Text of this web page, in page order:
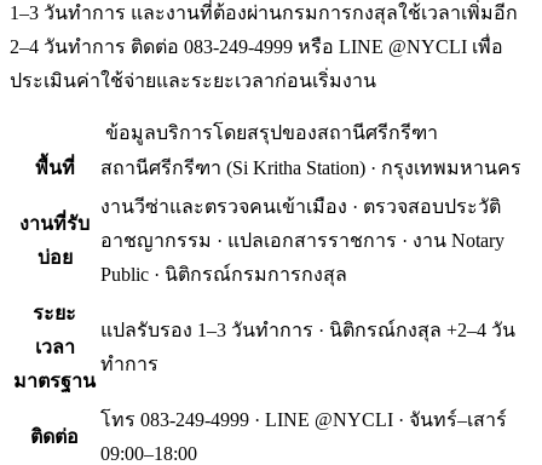
1–3 วันทำการ และงานที่ต้องผ่านกรมการกงสุลใช้เวลาเพิ่มอีก
2–4 วันทำการ ติดต่อ 083-249-4999 หรือ LINE @NYCLI เพื่อ
ประเมินค่าใช้จ่ายและระยะเวลาก่อนเริ่มงาน
ข้อมูลบริการโดยสรุปของสถานีศรีกรีฑา
พื้นที่
สถานีศรีกรีฑา (Si Kritha Station) · กรุงเทพมหานคร
งานที่รับ
บ่อย
งานวีซ่าและตรวจคนเข้าเมือง · ตรวจสอบประวัติ
อาชญากรรม · แปลเอกสารราชการ · งาน Notary
Public · นิติกรณ์กรมการกงสุล
ระยะ
เวลา
มาตรฐาน
แปลรับรอง 1–3 วันทำการ · นิติกรณ์กงสุล +2–4 วัน
ทำการ
ติดต่อ
โทร 083-249-4999 · LINE @NYCLI · จันทร์–เสาร์
09:00–18:00